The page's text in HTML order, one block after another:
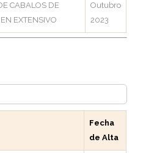
CABALOS DE
EXTENSIVO
Outubro
2023
Fecha
de Alta